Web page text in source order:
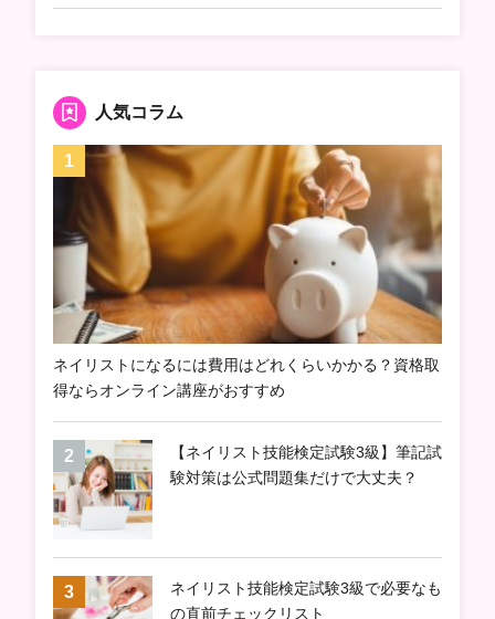
人気コラム
ネイリストになるには費用はどれくらいかかる？資格取
得ならオンライン講座がおすすめ
【ネイリスト技能検定試験3級】筆記試
験対策は公式問題集だけで大丈夫？
ネイリスト技能検定試験3級で必要なも
の直前チェックリスト